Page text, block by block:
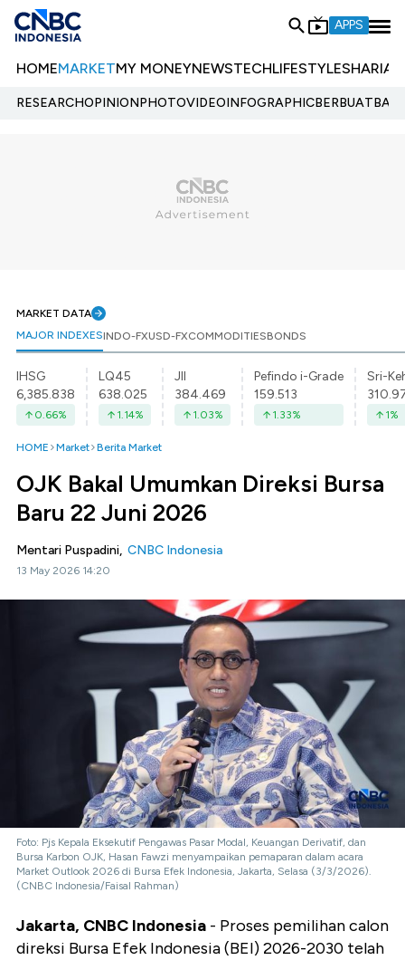
APPS
HOMEMARKETMY MONEYNEWSTECHLIFESTYLESHARIA
RESEARCHOPINIONPHOTOVIDEOINFOGRAPHIC
MARKET DATA
MAJOR INDEXESINDO-FXUSD-FXCOMMODITIESBONDS
IHSG
6,385.838
0.66%
LQ45
638.025
1.14%
JII
384.469
1.03%
Pefindo i-Grade
159.513
1.33%
Sri-
1%
HOME Market Berita Market
OJK Bakal Umumkan Direksi Bursa
Baru 22 Juni 2026
Mentari Puspadini, CNBC Indonesia
13 May 2026 14:20
Foto: Pjs Kepala Eksekutif Pengawas Pasar Modal, Keuangan Derivatif, dan
Bursa Karbon OJK, Hasan Fawzi menyampaikan pemaparan dalam acara
Market Outlook 2026 di Bursa Efek Indonesia, Jakarta, Selasa (3/3/2026).
(CNBC Indonesia/Faisal Rahman)
Jakarta, CNBC Indonesia - Proses pemilihan calon
direksi Bursa Efek Indonesia (BEI) 2026-2030 telah